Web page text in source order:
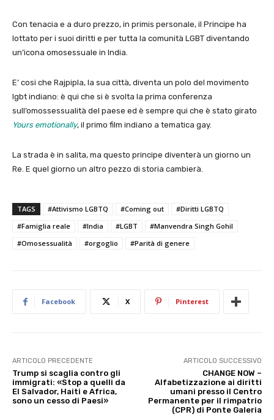
Con tenacia e a duro prezzo, in primis personale, il Principe ha
lottato per i suoi diritti e per tutta la comunità LGBT diventando
un’icona omosessuale in India.
E’ cosi che Rajpipla, la sua città, diventa un polo del movimento
lgbt indiano: è qui che si è svolta la prima conferenza
sull’omossessualità del paese ed è sempre qui che è stato girato
Yours emotionally, il primo film indiano a tematica gay.
La strada è in salita, ma questo principe diventerà un giorno un
Re. E quel giorno un altro pezzo di storia cambierà.
TAGS #Attivismo LGBTQ #Coming out
#Diritti LGBTQ
#Famiglia reale
#India #LGBT
#Manvendra Singh Gohil
#Omosessualità
#orgoglio #Parità di genere
Facebook X Pinterest
ARTICOLO PRECEDENTE
Trump si scaglia contro gli
immigrati: «Stop a quelli da
El Salvador, Haiti e Africa,
sono un cesso di Paesi»
ARTICOLO SUCCESSIVO
CHANGE NOW –
Alfabetizzazione ai diritti
umani presso il Centro
Permanente per il rimpatrio
(CPR) di Ponte Galeria